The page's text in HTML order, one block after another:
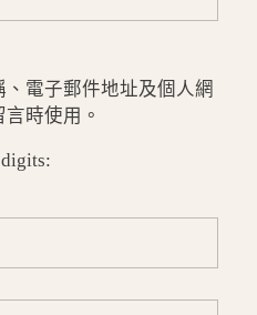
電子郵件地址及個人網
時使用。
digits: